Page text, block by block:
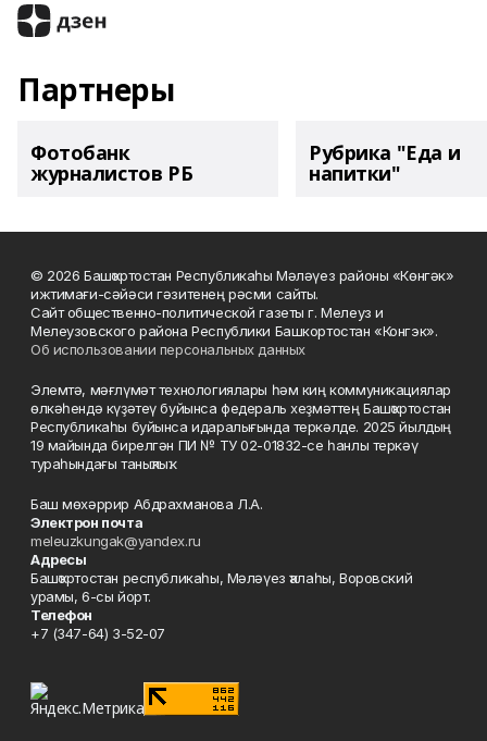
Партнеры
Фотобанк
журналистов РБ
Рубрика "Еда и
напитки"
© 2026 Башҡортостан Республикаһы Мәләүез районы «Көнгәк»
ижтимағи-сәйәси гәзитенең рәсми сайты.
Сайт общественно-политической газеты г. Мелеуз и
Мелеузовского района Республики Башкортостан «Конгэк».
Об использовании персональных данных
Элемтә, мәғлүмәт технологиялары һәм киң коммуникациялар
өлкәһендә күҙәтеү буйынса федераль хеҙмәттең Башҡортостан
Республикаһы буйынса идаралығында теркәлде. 2025 йылдың
19 майында бирелгән ПИ № ТУ 02-01832-се һанлы теркәү
тураһындағы таныҡлыҡ.
Баш мөхәррир Абдрахманова Л.А.
Электрон почта
meleuzkungak@yandex.ru
Адресы
Башҡортостан республикаһы, Мәләүез ҡалаһы, Воровский
урамы, 6-сы йорт.
Телефон
+7 (347-64) 3-52-07